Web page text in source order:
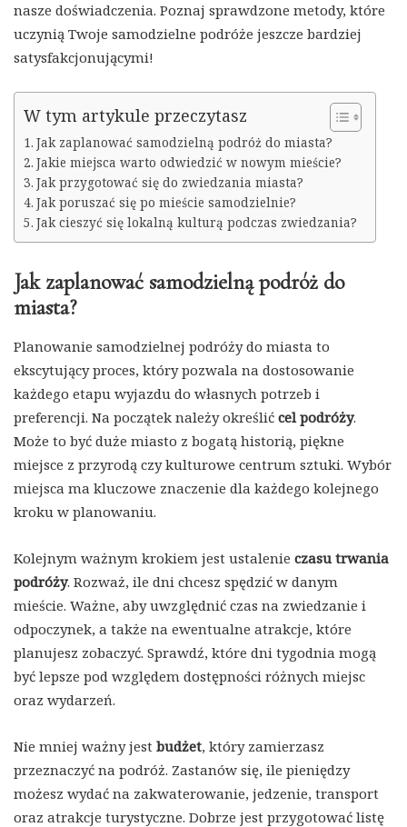
nasze doświadczenia. Poznaj sprawdzone metody, które
uczynią Twoje samodzielne podróże jeszcze bardziej
satysfakcjonującymi!
W tym artykule przeczytasz
Jak zaplanować samodzielną podróż do miasta?
Jakie miejsca warto odwiedzić w nowym mieście?
Jak przygotować się do zwiedzania miasta?
Jak poruszać się po mieście samodzielnie?
Jak cieszyć się lokalną kulturą podczas zwiedzania?
Jak zaplanować samodzielną podróż do
miasta?
Planowanie samodzielnej podróży do miasta to
ekscytujący proces, który pozwala na dostosowanie
każdego etapu wyjazdu do własnych potrzeb i
preferencji. Na początek należy określić cel podróży.
Może to być duże miasto z bogatą historią, piękne
miejsce z przyrodą czy kulturowe centrum sztuki. Wybór
miejsca ma kluczowe znaczenie dla każdego kolejnego
kroku w planowaniu.
Kolejnym ważnym krokiem jest ustalenie czasu trwania
podróży. Rozważ, ile dni chcesz spędzić w danym
mieście. Ważne, aby uwzględnić czas na zwiedzanie i
odpoczynek, a także na ewentualne atrakcje, które
planujesz zobaczyć. Sprawdź, które dni tygodnia mogą
być lepsze pod względem dostępności różnych miejsc
oraz wydarzeń.
Nie mniej ważny jest budżet, który zamierzasz
przeznaczyć na podróż. Zastanów się, ile pieniędzy
możesz wydać na zakwaterowanie, jedzenie, transport
oraz atrakcje turystyczne. Dobrze jest przygotować listę